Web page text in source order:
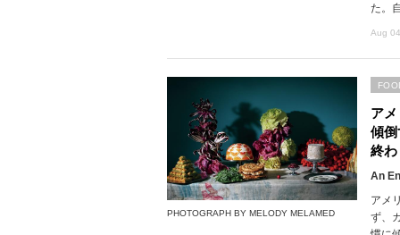
た。
Aug
PHOTOGRAPH BY MELODY MELAMED
ア
傾
終
An
アメ
ず、